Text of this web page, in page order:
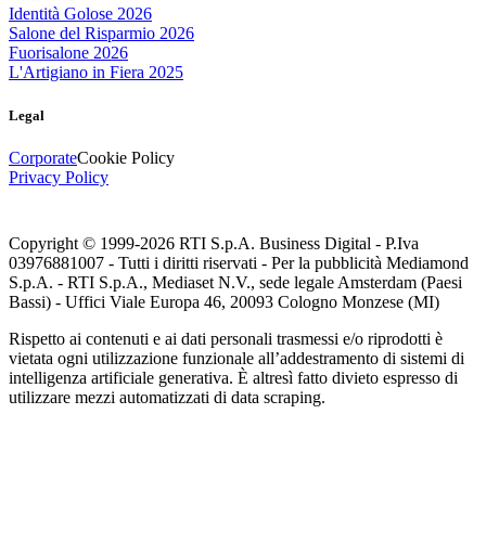
Identità Golose 2026
Salone del Risparmio 2026
Fuorisalone 2026
L'Artigiano in Fiera 2025
Legal
CorporateCookie Policy
Privacy Policy
Copyright © 1999-2026 RTI S.p.A. Business Digital - P.Iva
03976881007 - Tutti i diritti riservati - Per la pubblicità Mediamond
S.p.A. - RTI S.p.A., Mediaset N.V., sede legale Amsterdam (Paesi
Bassi) - Uffici Viale Europa 46, 20093 Cologno Monzese (MI)
Rispetto ai contenuti e ai dati personali trasmessi e/o riprodotti è
vietata ogni utilizzazione funzionale all’addestramento di sistemi di
intelligenza artificiale generativa. È altresì fatto divieto espresso di
utilizzare mezzi automatizzati di data scraping.